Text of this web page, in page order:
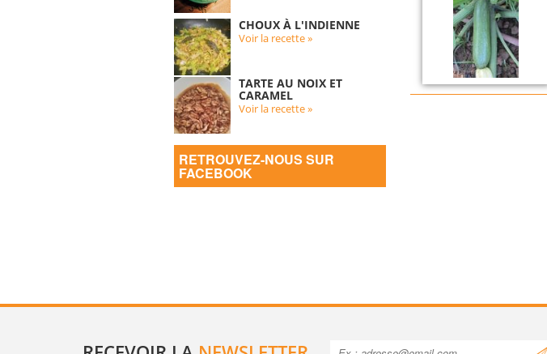
CHOUX À L'INDIENNE
Voir la recette »
TARTE AU NOIX ET
CARAMEL
Voir la recette »
RETROUVEZ-NOUS SUR
FACEBOOK